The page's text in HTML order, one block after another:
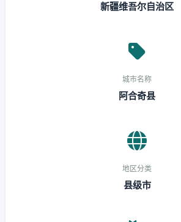
新疆维吾尔自治区
城市名称
阿合奇县
地区分类
县级市